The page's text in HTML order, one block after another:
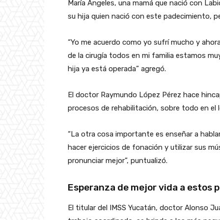
María Ángeles, una mamá que nació con
su hija quien nació con este padecimiento,
“Yo me acuerdo como yo sufrí mucho y
de la cirugía todos en mi familia estamos
hija ya está operada” agregó.
El doctor Raymundo López Pérez hace
procesos de
“La otra cosa importante es enseñar a
hacer ejercicios de fonación y utilizar sus
pronunciar mejor”, puntualizó.
Esperanza de mejor vida a estos
El titular del IMSS Yucatán, doctor Alonso